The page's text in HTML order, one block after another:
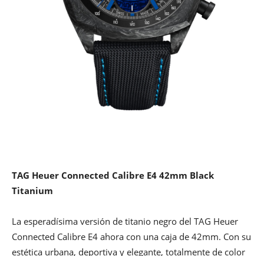
TAG Heuer Connected Calibre E4 42mm Black
Titanium
La esperadísima versión de titanio negro del TAG Heuer
Connected Calibre E4 ahora con una caja de 42mm. Con su
estética urbana, deportiva y elegante, totalmente de color